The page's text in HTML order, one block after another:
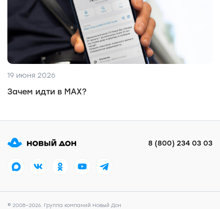
19 июня 2026
Зачем идти в MAX?
8 (800) 234 03 03
© 2008—2026. Группа компаний Новый Дон